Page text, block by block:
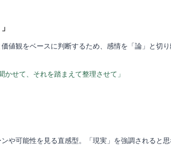
」
値観をベースに判断するため、感情を「論」と切
かせて、それを踏まえて整理させて」
や可能性を見る直感型。「現実」を強調されると